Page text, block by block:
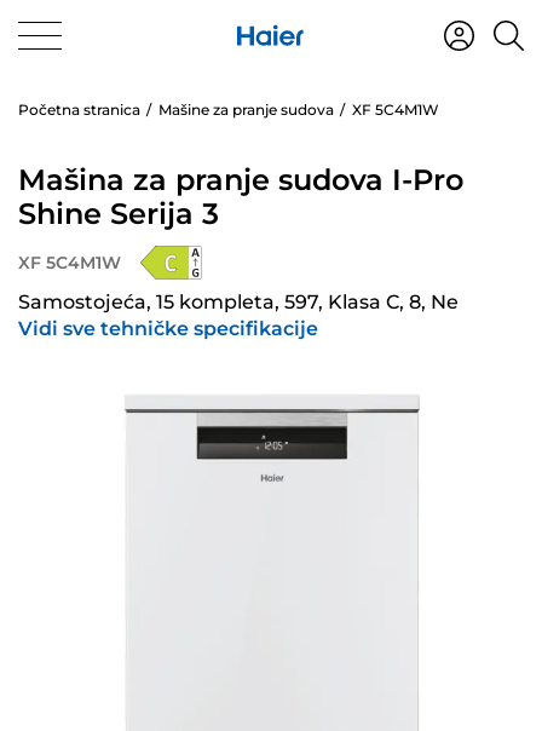
Početna stranica Mašine za pranje sudova XF 5C4M1W
Mašina za pranje sudova I-Pro
Shine Serija 3
XF 5C4M1W
Samostojeća, 15 kompleta, 597, Klasa C, 8, Ne
Vidi sve tehničke specifikacije